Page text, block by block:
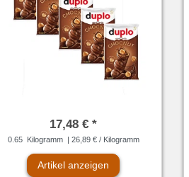
17,48 € *
0.65 Kilogramm | 26,89 € / Kilogramm
Artikel anzeigen